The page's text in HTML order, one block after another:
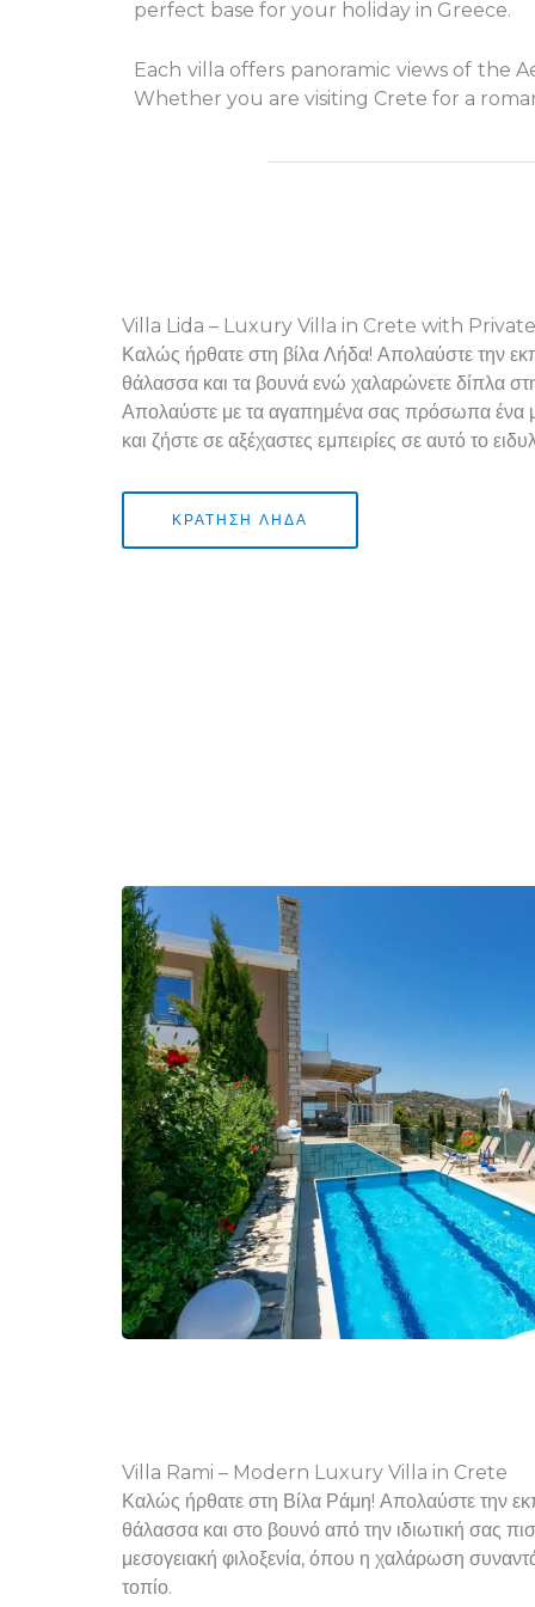
perfect base for your holiday in Greece.
Each villa offers panoramic views of the
Whether you are visiting Crete for a
Villa Lida – Luxury Villa in Crete with Private
Καλώς ήρθατε στη βίλα Λήδα! Απολαύστε την
θάλασσα και τα βουνά ενώ χαλαρώνετε δίπλα
Απολαύστε με τα αγαπημένα σας πρόσωπα ένα
και ζήστε σε αξέχαστες εμπειρίες σε αυτό το
ΚΡΆΤΗΣΗ ΛΉΔΑ
Villa Rami – Modern Luxury Villa in Crete
Καλώς ήρθατε στη Βίλα Ράμη! Απολαύστε την
θάλασσα και στο βουνό από την ιδιωτική σας
μεσογειακή φιλοξενία, όπου η χαλάρωση
τοπίο.